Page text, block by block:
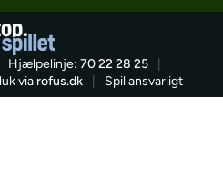
Hjælpelinje: 70 22 28 25
via rofus.dk Spil ansvarligt